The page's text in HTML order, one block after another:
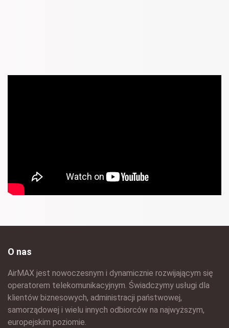
O nas
AirMAX jest nowoczesnym i dynamicznie rozwijającym się
operatorem telekomunikacyjnym. Świadczymy usługi dla
klientów biznesowych, administracji państwowej,
samorządowej i wielu innych odbiorców na najwyższym,
europejskim poziomie.